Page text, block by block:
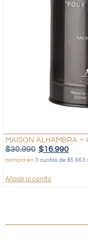
MAISON ALHAMBRA –
$30.990 $16.990
compra en 3 cuotas de $5.663
Añadir al carrito